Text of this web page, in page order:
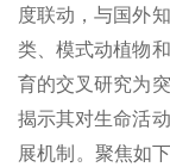
度联动，与国外
类、模式动植物
育的交叉研究为
揭示其对生命活
展机制。聚焦如